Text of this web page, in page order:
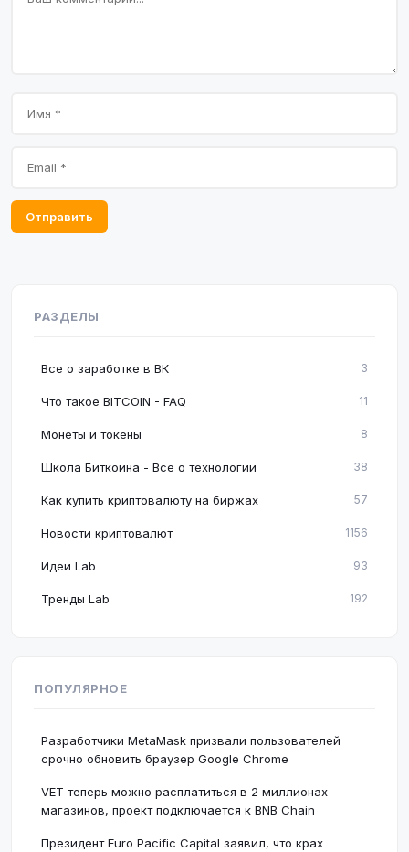
Отправить
РАЗДЕЛЫ
Все о заработке в ВК 3
Что такое BITCOIN - FAQ 11
Монеты и токены 8
Школа Биткоина - Все о технологии 38
Как купить криптовалюту на биржах 57
Новости криптовалют 1156
Идеи Lab 93
Тренды Lab 192
ПОПУЛЯРНОЕ
Разработчики MetaMask призвали пользователей
срочно обновить браузер Google Chrome
VET теперь можно расплатиться в 2 миллионах
магазинов, проект подключается к BNB Chain
Президент Euro Pacific Capital заявил, что крах